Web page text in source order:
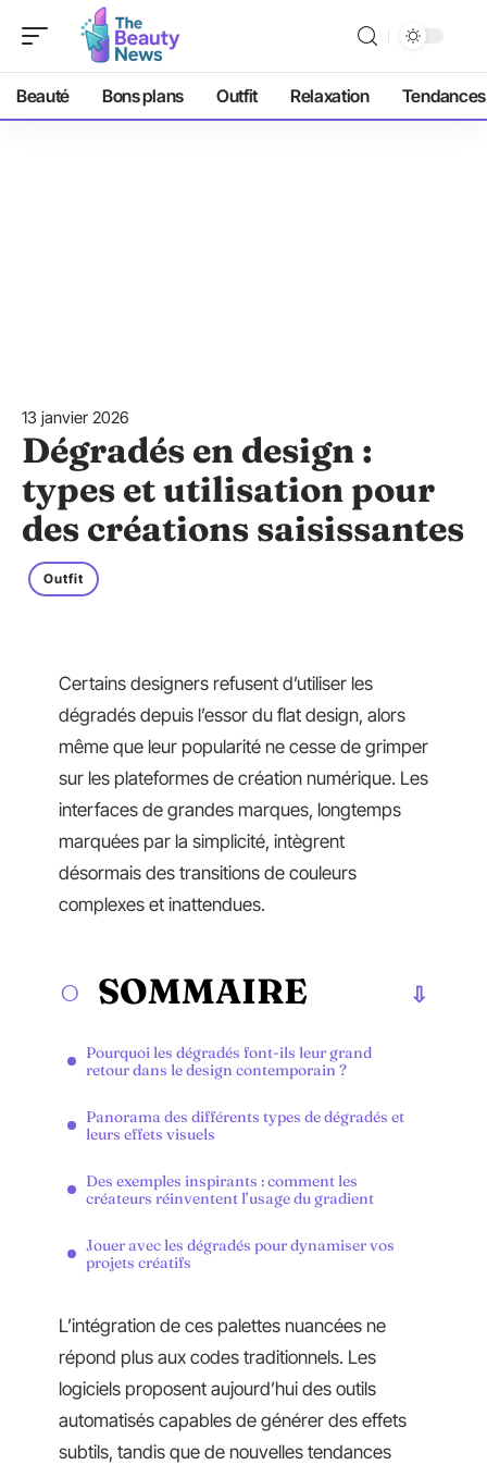
Beauté Bons plans Outfit Relaxation Tendances
13 janvier 2026
Dégradés en design :
types et utilisation pour
des créations saisissantes
Outfit
Certains designers refusent d’utiliser les
dégradés depuis l’essor du flat design, alors
même que leur popularité ne cesse de grimper
sur les plateformes de création numérique. Les
interfaces de grandes marques, longtemps
marquées par la simplicité, intègrent
désormais des transitions de couleurs
complexes et inattendues.
SOMMAIRE
Pourquoi les dégradés font-ils leur grand
retour dans le design contemporain ?
Panorama des différents types de dégradés et
leurs effets visuels
Des exemples inspirants : comment les
créateurs réinventent l’usage du gradient
Jouer avec les dégradés pour dynamiser vos
projets créatifs
L’intégration de ces palettes nuancées ne
répond plus aux codes traditionnels. Les
logiciels proposent aujourd’hui des outils
automatisés capables de générer des effets
subtils, tandis que de nouvelles tendances